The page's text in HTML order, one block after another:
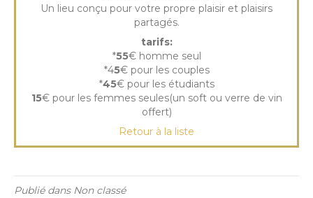
Un lieu conçu pour votre propre plaisir et plaisirs
partagés.
tarifs:
*55€ homme seul
*45€ pour les couples
*45€ pour les étudiants
15€ pour les femmes seules(un soft ou verre de vin
offert)
Retour à la liste
Publié dans Non classé